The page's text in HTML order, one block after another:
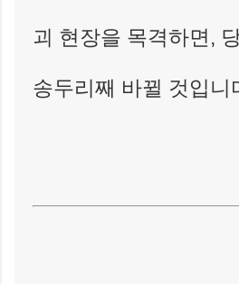
괴 현장을 목격하면,
송두리째 바뀔 것입니